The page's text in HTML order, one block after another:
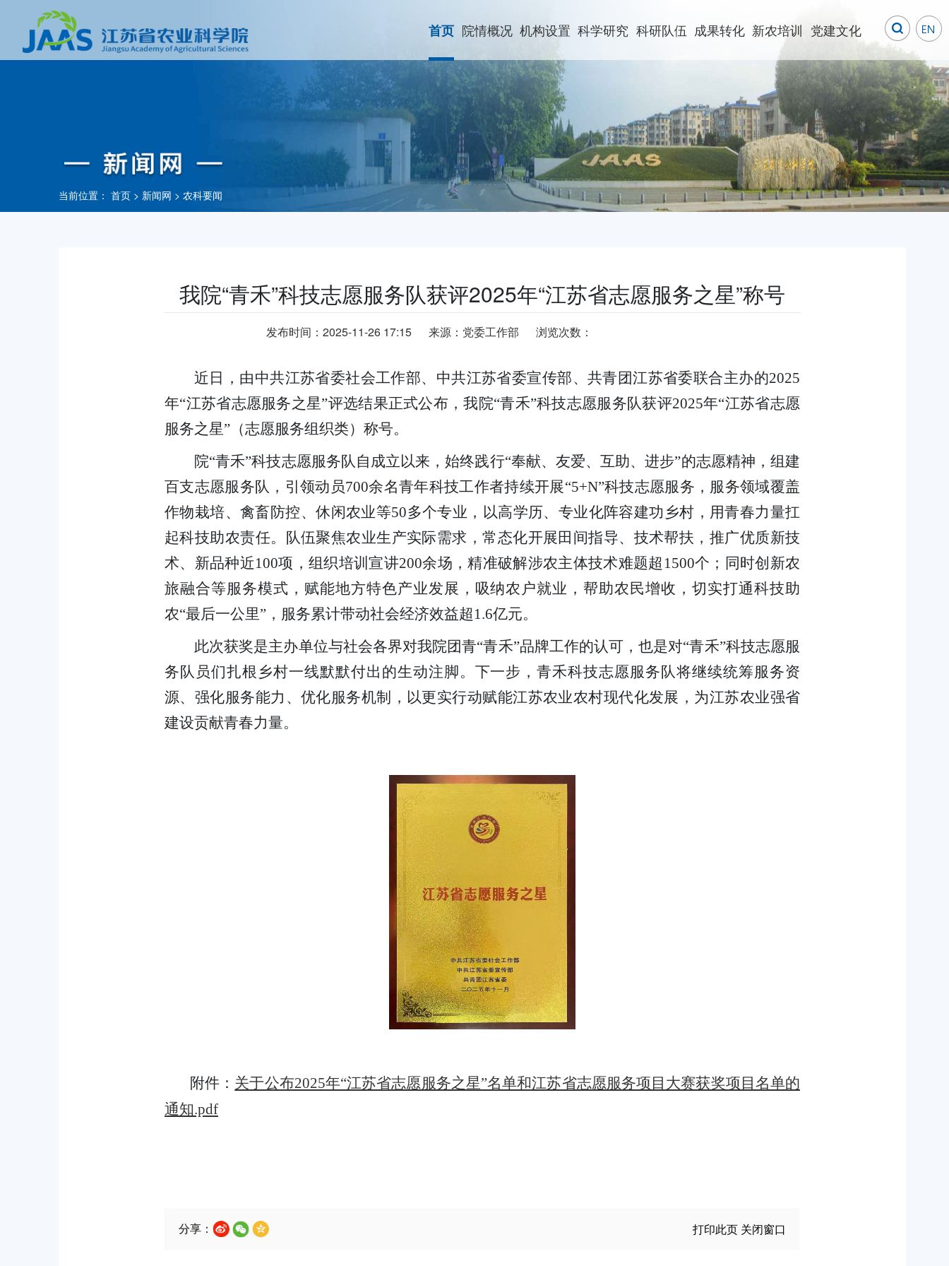
首页 院情概况 机构设置 科学研究 科研队伍 成果转化 新农培训 党建文化
当前位置： 首页 > 新闻网 > 农科要闻
我院“青禾”科技志愿服务队获评2025年“江苏省志愿服务之星”称号
发布时间：2025-11-26 17:15 来源：党委工作部 浏览次数：
近日，由中共江苏省委社会工作部、中共江苏省委宣传部、共青团江苏省委联合主办的2025
年“江苏省志愿服务之星”评选结果正式公布，我院“青禾”科技志愿服务队获评2025年“江苏省志愿
服务之星”（志愿服务组织类）称号。
院“青禾”科技志愿服务队自成立以来，始终践行“奉献、友爱、互助、进步”的志愿精神，组建
百支志愿服务队，引领动员700余名青年科技工作者持续开展“5+N”科技志愿服务，服务领域覆盖
作物栽培、禽畜防控、休闲农业等50多个专业，以高学历、专业化阵容建功乡村，用青春力量扛
起科技助农责任。队伍聚焦农业生产实际需求，常态化开展田间指导、技术帮扶，推广优质新技
术、新品种近100项，组织培训宣讲200余场，精准破解涉农主体技术难题超1500个；同时创新农
旅融合等服务模式，赋能地方特色产业发展，吸纳农户就业，帮助农民增收，切实打通科技助
农“最后一公里”，服务累计带动社会经济效益超1.6亿元。
此次获奖是主办单位与社会各界对我院团青“青禾”品牌工作的认可，也是对“青禾”科技志愿服
务队员们扎根乡村一线默默付出的生动注脚。下一步，青禾科技志愿服务队将继续统筹服务资
源、强化服务能力、优化服务机制，以更实行动赋能江苏农业农村现代化发展，为江苏农业强省
建设贡献青春力量。
附件： 关于公布2025年“江苏省志愿服务之星”名单和江苏省志愿服务项目大赛获奖项目名单的
通知.pdf
分享： 打印此页 关闭窗口